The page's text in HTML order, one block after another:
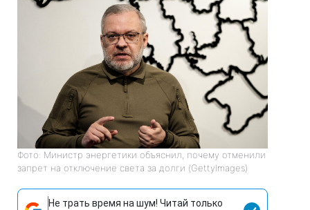
Фото: Министр энергетики объяснил, почему отменили
запрет на отключение света за долги (GettyImages)
Не трать время на шум! Читай только